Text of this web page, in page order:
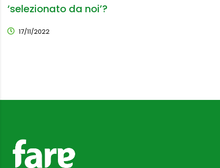
‘selezionato da noi’?
17/11/2022